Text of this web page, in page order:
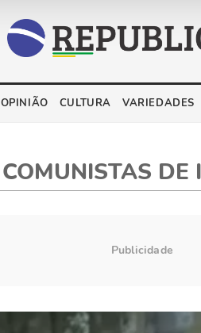
OPINIÃO CULTURA VARIEDADES
COMUNISTAS DE